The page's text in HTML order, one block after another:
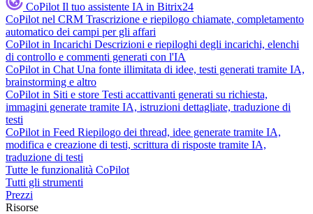
CoPilot Il tuo assistente IA in Bitrix24
CoPilot nel CRM Trascrizione e riepilogo chiamate, completamento
automatico dei campi per gli affari
CoPilot in Incarichi Descrizioni e riepiloghi degli incarichi, elenchi
di controllo e commenti generati con l'IA
CoPilot in Chat Una fonte illimitata di idee, testi generati tramite IA,
brainstorming e altro
CoPilot in Siti e store Testi accattivanti generati su richiesta,
immagini generate tramite IA, istruzioni dettagliate, traduzione di
testi
CoPilot in Feed Riepilogo dei thread, idee generate tramite IA,
modifica e creazione di testi, scrittura di risposte tramite IA,
traduzione di testi
Tutte le funzionalità CoPilot
Tutti gli strumenti
Prezzi
Risorse